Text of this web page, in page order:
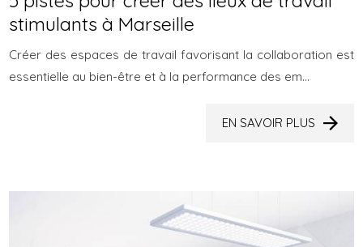
stimulants à Marseille
Créer des espaces de travail favorisant la collaboration est
essentielle au bien-être et à la performance des em...
EN SAVOIR PLUS